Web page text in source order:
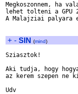
Megkoszonnem, ha
lehet tolteni a GPU
A Malajziai palyara
+ - SIN (mind)
Sziasztok!
Aki tudja, hogy
az kerem szepen ne
Udv